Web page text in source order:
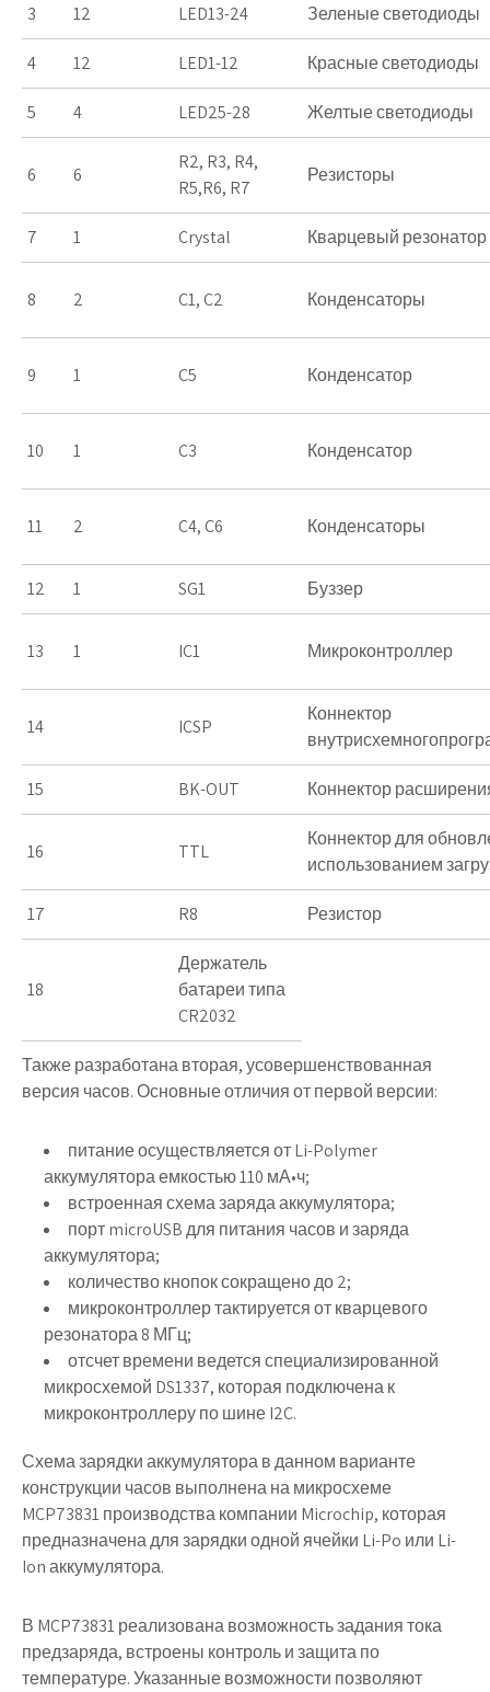
3 12 LED13-24 Зеленые светодиоды
4 12 LED1-12 Красные светодиоды
5 4 LED25-28 Желтые светодиоды
6 6
R2, R3, R4,
R5,R6, R7
Резисторы
7 1 Crystal Кварцевый резонатор
8 2 C1, C2 Конденсаторы
9 1 C5 Конденсатор
10 1 C3 Конденсатор
11 2 C4, C6 Конденсаторы
12 1 SG1 Буззер
13 1 IC1 Микроконтроллер
14 ICSP
Коннектор
15 BK-OUT Коннектор
16 TTL
Коннектор для
использованием
17 R8 Резистор
18
Держатель
батареи типа
CR2032
Также разработана вторая, усовершенствованная
версия часов. Основные отличия от первой версии:
питание осуществляется от Li-Polymer
аккумулятора емкостью 110 мА•ч;
встроенная схема заряда аккумулятора;
порт microUSB для питания часов и заряда
аккумулятора;
количество кнопок сокращено до 2;
микроконтроллер тактируется от кварцевого
резонатора 8 МГц;
отсчет времени ведется специализированной
микросхемой DS1337, которая подключена к
микроконтроллеру по шине I2C.
Схема зарядки аккумулятора в данном варианте
конструкции часов выполнена на микросхеме
MCP73831 производства компании Microchip, которая
предназначена для зарядки одной ячейки Li-Po или Li-
Ion аккумулятора.
В MCP73831 реализована возможность задания тока
предзаряда, встроены контроль и защита по
температуре. Указанные возможности позволяют